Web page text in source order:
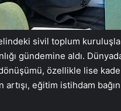
sivil toplum
gündemine aldı.
özellikle lise
artışı, eğitim istihdam